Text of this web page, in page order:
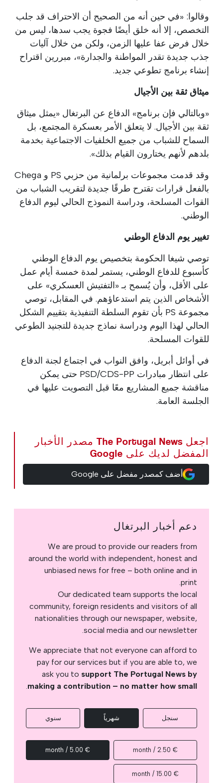
وقالوا: «في حين أنه من الصحيح أن الاحتراف قد جلب
التخصص، إلا أنه خلق أيضًا فجوة يجب سدها، ليس من
خلال فرض عفا عليها الزمن، ولكن من خلال آليات
جذب جديدة تقدر المواطنة والجدارة»، مبررين اقتراح
إنشاء برنامج تطوعي جديد.
ميثاق ثقة بين الأجيال
«وبالتالي فإن برنامج» الدفاع عن البرتغال «يمثل ميثاق
ثقة بين الأجيال. لا يتعلق الأمر بعسكرة المجتمع، بل
السماح للشباب من جميع الخلفيات الاجتماعية بخدمة
بلدهم لأنهم يختارون القيام بذلك».
وقد قدمت مجموعات برلمانية من حزبي PS و Chega
بالفعل قرارات تقترح طرقًا جديدة لتقريب الشباب من
القوات المسلحة، ودراسة النموذج الحالي ليوم الدفاع
الوطني.
تغيير يوم الدفاع الوطني
توصي شيغا الحكومة بتخصيص يوم الدفاع الوطني
كأسبوع للدفاع الوطني، يستمر لمدة خمسة أيام عمل
على الأقل، وأن يُسمح بـ «التفتيش العسكري» على
الأشخاص الذين يتم استدعاؤهم. في المقابل، توصي
مجموعة PS بأن تقوم السلطة التنفيذية بتقييم الشكل
الحالي لهذا اليوم ودراسة نماذج جديدة للتجنيد الطوعي
للقوات المسلحة.
في أوائل أبريل، وافق النواب في اجتماع لجنة الدفاع
على انتظار مبادرات PSD/CDS-PP حتى يمكن
مناقشة جميع المشاريع معًا قبل التصويت عليها في
الجلسة العامة.
اجعل The Portugal News مصدر الأخبار
المفضل لديك على Google
أضف كمصدر مفضل على Google
دعم أخبار البرتغال
We are proud to provide our readers from
around the world with independent, honest and
unbiased news for free – both online and in
print.
Our dedicated team supports the local
community, foreign residents and visitors of all
nationalities through our newspaper, website,
social media and our newsletter.
We appreciate that not everyone can afford to
pay for our services but if you are able to, we
ask you to support The Portugal News by
making a contribution – no matter how small
.
سنجل شهرياً سنوي
€ 2.50 / month
€ 5.00 / month
€ 15.00 / month